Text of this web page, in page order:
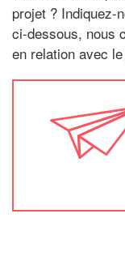
projet ? Indiquez-
ci-dessous, nous
en relation avec